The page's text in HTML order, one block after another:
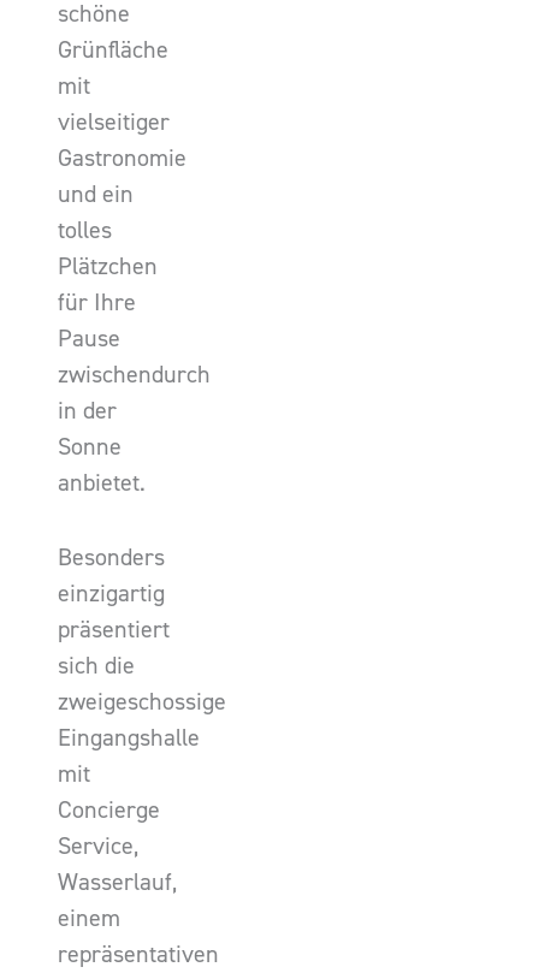
schöne
Grünfläche
mit
vielseitiger
Gastronomie
und ein
tolles
Plätzchen
für Ihre
Pause
zwischendurch
in der
Sonne
anbietet.
Besonders
einzigartig
präsentiert
sich die
zweigeschossige
Eingangshalle
mit
Concierge
Service,
Wasserlauf,
einem
repräsentativen